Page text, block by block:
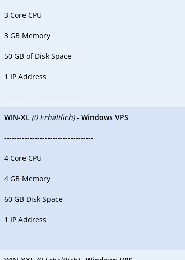
3 Core CPU
3 GB Memory
50 GB of Disk Space
1 IP Address
-----------------------------------
WIN-XL (0 Erhältlich)- Windows VPS
-----------------------------------
4 Core CPU
4 GB Memory
60 GB Disk Space
1 IP Address
-----------------------------------